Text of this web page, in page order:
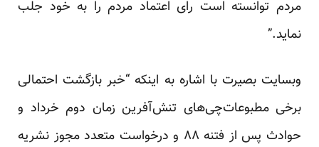
مردم توانسته است رای اعتماد مردم را به خود جلب
نماید.”
وبسایت بصیرت با اشاره به اینکه “خبر بازگشت احتمالی
برخی مطبوعات‌چی‌های تنش‌آفرین زمان دوم خرداد و
حوادث پس از فتنه ۸۸ و درخواست متعدد مجوز نشریه